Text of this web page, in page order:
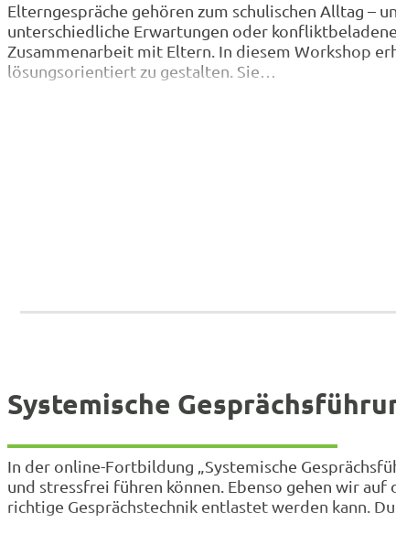
Elterngespräche gehören zum schulischen Alltag –
unterschiedliche Erwartungen oder
Zusammenarbeit mit Eltern. In diesem Workshop
lösungsorientiert zu gestalten. Sie…
Systemische
In der online-Fortbildung „Systemische
und stressfrei führen können. Ebenso gehen wir
richtige Gesprächstechnik entlastet werden kann.